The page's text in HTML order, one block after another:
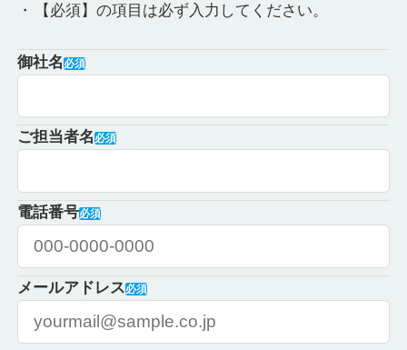
【必須】の項目は必ず入力してください。
御社名
ご担当者名
電話番号
メールアドレス